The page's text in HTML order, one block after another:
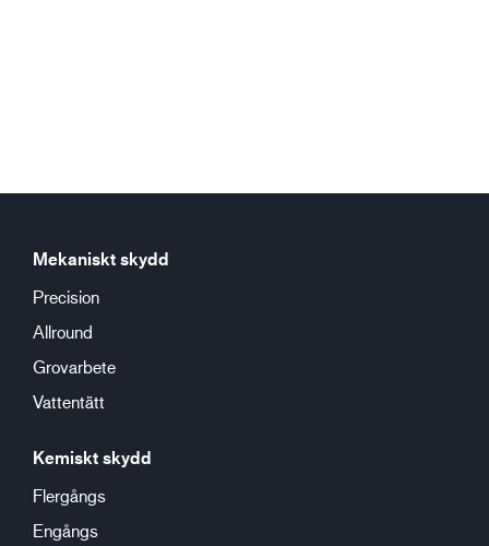
Mekaniskt skydd
Precision
Allround
Grovarbete
Vattentätt
Kemiskt skydd
Flergångs
Engångs